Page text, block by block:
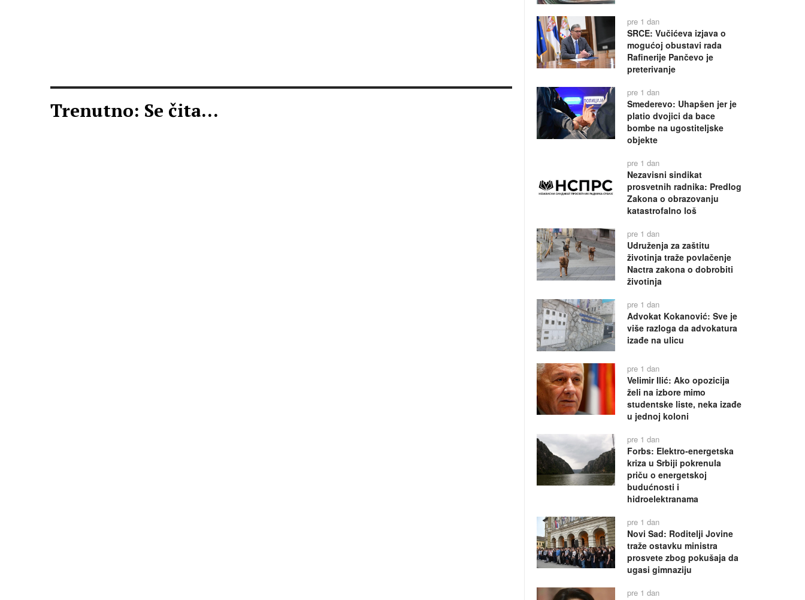
Trenutno: Se čita...
pre 1 dan
SRCE: Vučićeva izjava o
mogućoj obustavi rada
Rafinerije Pančevo je
preterivanje
pre 1 dan
Smederevo: Uhapšen jer je
platio dvojici da bace
bombe na ugostiteljske
objekte
pre 1 dan
Nezavisni sindikat
prosvetnih radnika: Predlog
Zakona o obrazovanju
katastrofalno loš
pre 1 dan
Udruženja za zaštitu
životinja traže povlačenje
Nactra zakona o dobrobiti
životinja
pre 1 dan
Advokat Kokanović: Sve je
više razloga da advokatura
izađe na ulicu
pre 1 dan
Velimir Ilić: Ako opozicija
želi na izbore mimo
studentske liste, neka izađe
u jednoj koloni
pre 1 dan
Forbs: Elektro-energetska
kriza u Srbiji pokrenula
priču o energetskoj
budućnosti i
hidroelektranama
pre 1 dan
Novi Sad: Roditelji Jovine
traže ostavku ministra
prosvete zbog pokušaja da
ugasi gimnaziju
pre 1 dan